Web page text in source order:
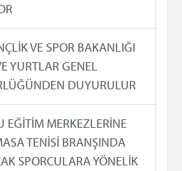
VE SPOR BAKANLIĞI
YURTLAR GENEL
DUYURULUR
EĞİTİM MERKEZLERİNE
TENİSİ BRANŞINDA
SPORCULARA YÖNELİK